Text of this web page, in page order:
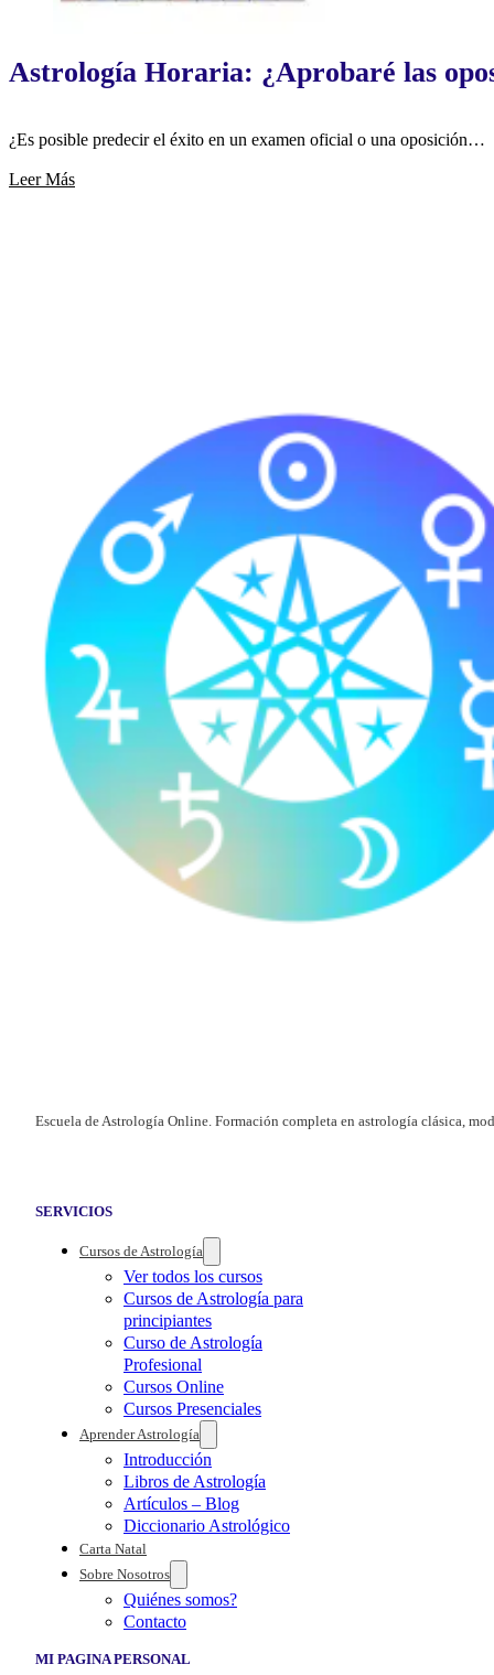
Astrología Horaria: ¿Aprobaré las
¿Es posible predecir el éxito en un examen oficial o una oposición…
Leer Más
Escuela de Astrología Online. Formación completa en astrología clásica,
SERVICIOS
Cursos de Astrología
Ver todos los cursos
Cursos de Astrología para
principiantes
Curso de Astrología
Profesional
Cursos Online
Cursos Presenciales
Aprender Astrología
Introducción
Libros de Astrología
Artículos – Blog
Diccionario Astrológico
Carta Natal
Sobre Nosotros
Quiénes somos?
Contacto
MI PAGINA PERSONAL